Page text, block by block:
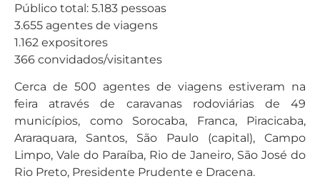
Público total: 5.183 pessoas
3.655 agentes de viagens
1.162 expositores
366 convidados/visitantes
Cerca de 500 agentes de viagens estiveram na
feira através de caravanas rodoviárias de 49
municípios, como Sorocaba, Franca, Piracicaba,
Araraquara, Santos, São Paulo (capital), Campo
Limpo, Vale do Paraíba, Rio de Janeiro, São José do
Rio Preto, Presidente Prudente e Dracena.